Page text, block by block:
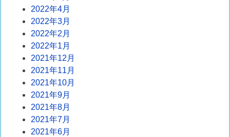
2022年4月
2022年3月
2022年2月
2022年1月
2021年12月
2021年11月
2021年10月
2021年9月
2021年8月
2021年7月
2021年6月